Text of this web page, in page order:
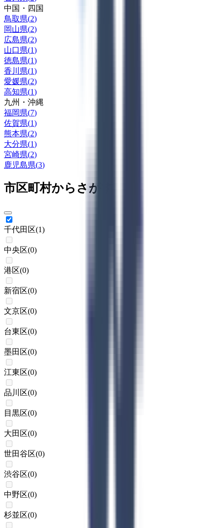
中国・四国
鳥取県(2)
岡山県(2)
広島県(2)
山口県(1)
徳島県(1)
香川県(1)
愛媛県(2)
高知県(1)
九州・沖縄
福岡県(7)
佐賀県(1)
熊本県(2)
大分県(1)
宮崎県(2)
鹿児島県(3)
市区町村からさがす
千代田区(1)
中央区(0)
港区(0)
新宿区(0)
文京区(0)
台東区(0)
墨田区(0)
江東区(0)
品川区(0)
目黒区(0)
大田区(0)
世田谷区(0)
渋谷区(0)
中野区(0)
杉並区(0)